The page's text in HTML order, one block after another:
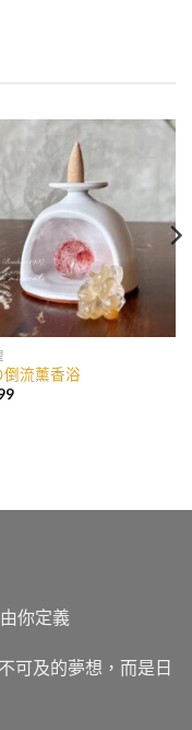
收藏
倒流薰香浴
你定義
可及的夢想，而是日